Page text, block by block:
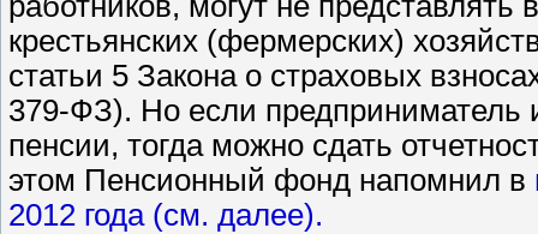
крестьянских (фермерских)
статьи 5 Закона о страховых
379-ФЗ). Но если предприниматель
пенсии, тогда можно сдать
этом Пенсионный фонд напомнил в
2012 года (см. далее).